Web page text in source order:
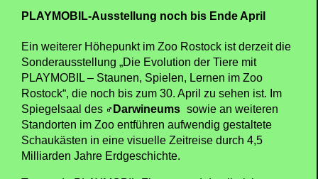
PLAYMOBIL-Ausstellung noch bis Ende April
Ein weiterer Höhepunkt im Zoo Rostock ist derzeit die
Sonderausstellung „Die Evolution der Tiere mit
PLAYMOBIL – Staunen, Spielen, Lernen im Zoo
Rostock“, die noch bis zum 30. April zu sehen ist. Im
Spiegelsaal des
Darwineums sowie an weiteren
Standorten im Zoo entführen aufwendig gestaltete
Schaukästen in eine visuelle Zeitreise durch 4,5
Milliarden Jahre Erdgeschichte.